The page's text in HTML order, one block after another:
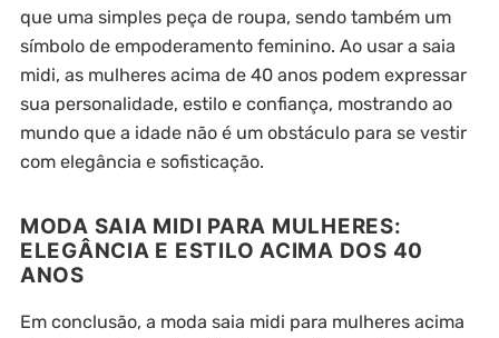
que uma simples peça de roupa, sendo também um
símbolo de empoderamento feminino. Ao usar a saia
midi, as mulheres acima de 40 anos podem expressar
sua personalidade, estilo e confiança, mostrando ao
mundo que a idade não é um obstáculo para se vestir
com elegância e sofisticação.
MODA SAIA MIDI PARA MULHERES:
ELEGÂNCIA E ESTILO ACIMA DOS 40
ANOS
Em conclusão, a moda saia midi para mulheres acima